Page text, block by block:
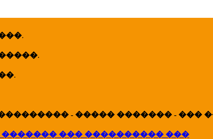
.
.
.
- ����� ������� - ���
��� ���������� ���